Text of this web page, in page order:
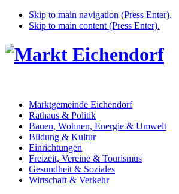
Skip to main navigation (Press Enter).
Skip to main content (Press Enter).
Marktgemeinde Eichendorf
Rathaus & Politik
Bauen, Wohnen, Energie & Umwelt
Bildung & Kultur
Einrichtungen
Freizeit, Vereine & Tourismus
Gesundheit & Soziales
Wirtschaft & Verkehr